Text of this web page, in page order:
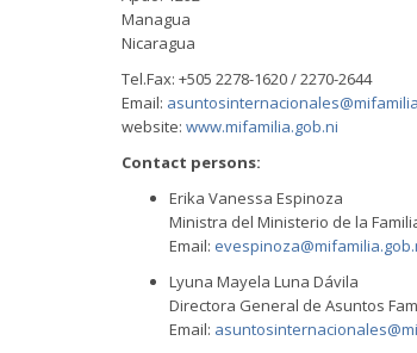
Managua
Nicaragua
Tel.Fax: +505 2278-1620 / 2270-2644
Email:
website: www.mifamilia.gob.ni
Contact persons:
Erika Vanessa Espinoza
Ministra del Ministerio de la
Email:
Lyuna Mayela Luna Dávila
Directora General de Asuntos
Email: